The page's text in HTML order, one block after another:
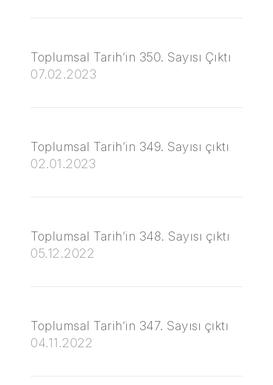
Toplumsal Tarih’in 350. Sayısı Çıktı
07.02.2023
Toplumsal Tarih’in 349. Sayısı çıktı
02.01.2023
Toplumsal Tarih’in 348. Sayısı çıktı
05.12.2022
Toplumsal Tarih’in 347. Sayısı çıktı
04.11.2022